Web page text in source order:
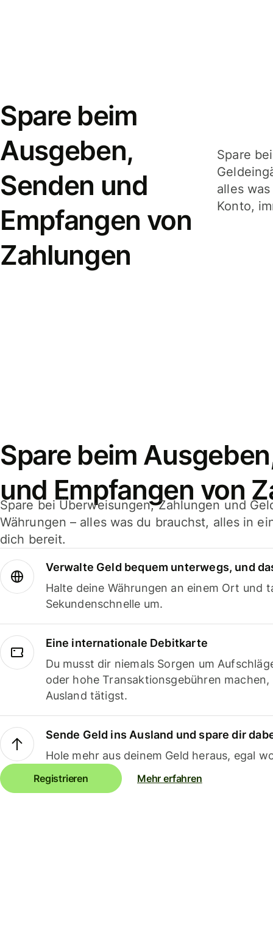
Spare beim
Ausgeben,
Senden und
Empfangen von
Zahlungen
Spare
alles
Konto,
Spare beim
und Empfangen von
Spare bei Überweisungen, Zahlungen und
Währungen – alles was du brauchst, alles in
dich bereit.
Verwalte Geld bequem unterwegs, und
Halte deine Währungen an einem Ort und
Sekundenschnelle um.
Eine internationale Debitkarte
Du musst dir niemals Sorgen um
oder hohe Transaktionsgebühren
Ausland tätigst.
Sende Geld ins Ausland und spare dir
Hole mehr aus deinem Geld heraus, egal
Registrieren Mehr erfahren